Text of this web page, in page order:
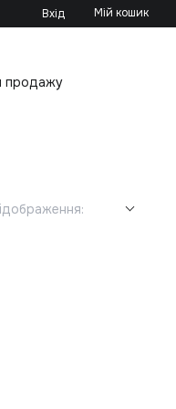
Вхід Мій кошик
продажу